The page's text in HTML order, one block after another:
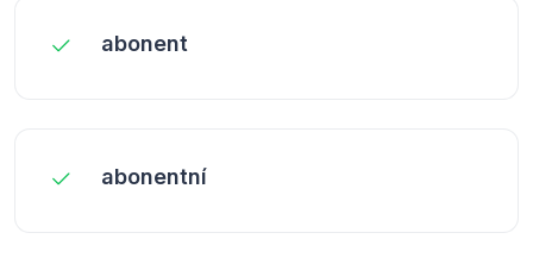
abonent
abonentní